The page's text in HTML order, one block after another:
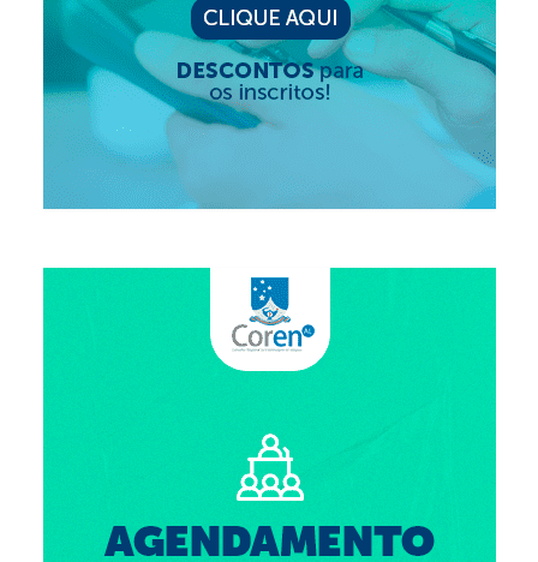
Portarias
Resoluções
Desagravo Público
Processos Éticos
Suspensão do Exercício Profissional
Procedimento para registro
Valores dos serviços